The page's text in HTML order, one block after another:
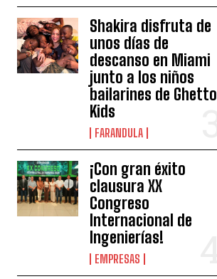
Shakira disfruta de
unos días de
descanso en Miami
junto a los niños
bailarines de Ghetto
Kids
FARANDULA
¡Con gran éxito
clausura XX
Congreso
Internacional de
Ingenierías!
EMPRESAS